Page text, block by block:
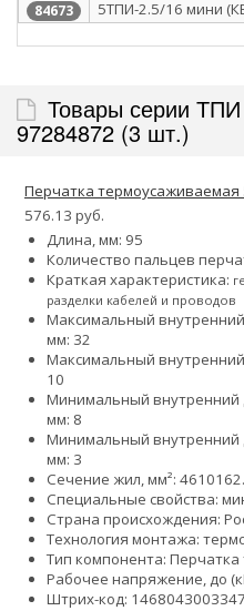
84673 5ТПИ-2.5/16 мини
Товары серии
97284872 (3 шт.)
Перчатка
576.13 руб.
Длина, мм: 95
Количество пальцев
Краткая характеристика:
разделки кабелей и проводов
Максимальный
мм: 32
Максимальный
10
Минимальный внутренний
мм: 8
Минимальный внутренний
мм: 3
Сечение жил, мм²: 461016
Специальные свойства:
Страна происхождения:
Технология монтажа:
Тип компонента:
Рабочее напряжение, до
Штрих-код: